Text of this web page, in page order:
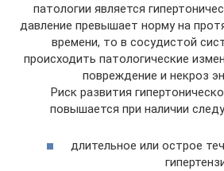
патологии является
давление превышает норму на
времени, то в сосудистой
происходить патологические
повреждение и некроз
Риск развития
повышается при наличии
длительное или острое